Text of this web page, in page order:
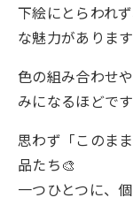
下絵にとらわれ
な魅力がありま
色の組み合わせ
みになるほどで
思わず「このま
品たち🎨
一つひとつに、